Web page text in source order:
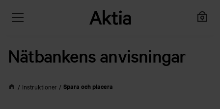
Nätbankens anvisningar
Instruktioner Spara och placera